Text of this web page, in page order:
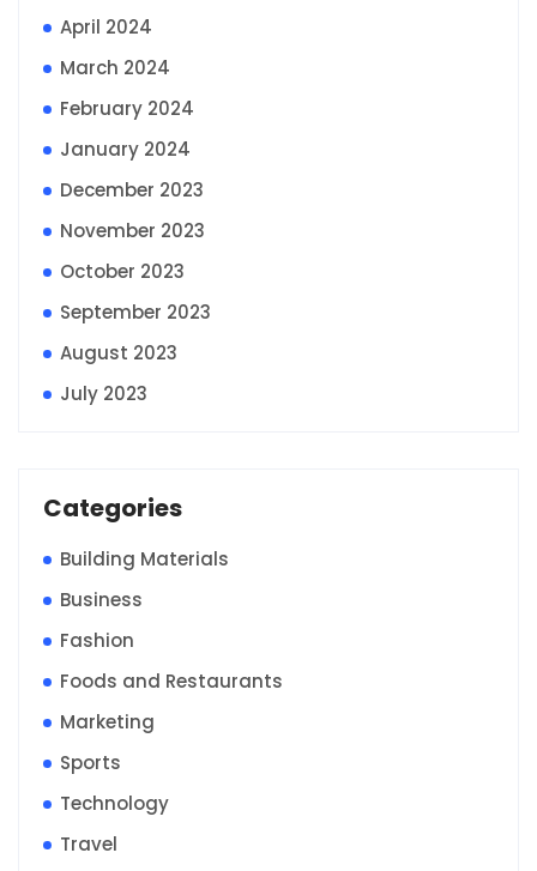
April 2024
March 2024
February 2024
January 2024
December 2023
November 2023
October 2023
September 2023
August 2023
July 2023
Categories
Building Materials
Business
Fashion
Foods and Restaurants
Marketing
Sports
Technology
Travel